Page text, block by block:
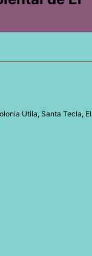
Utila, Santa Tecla, El